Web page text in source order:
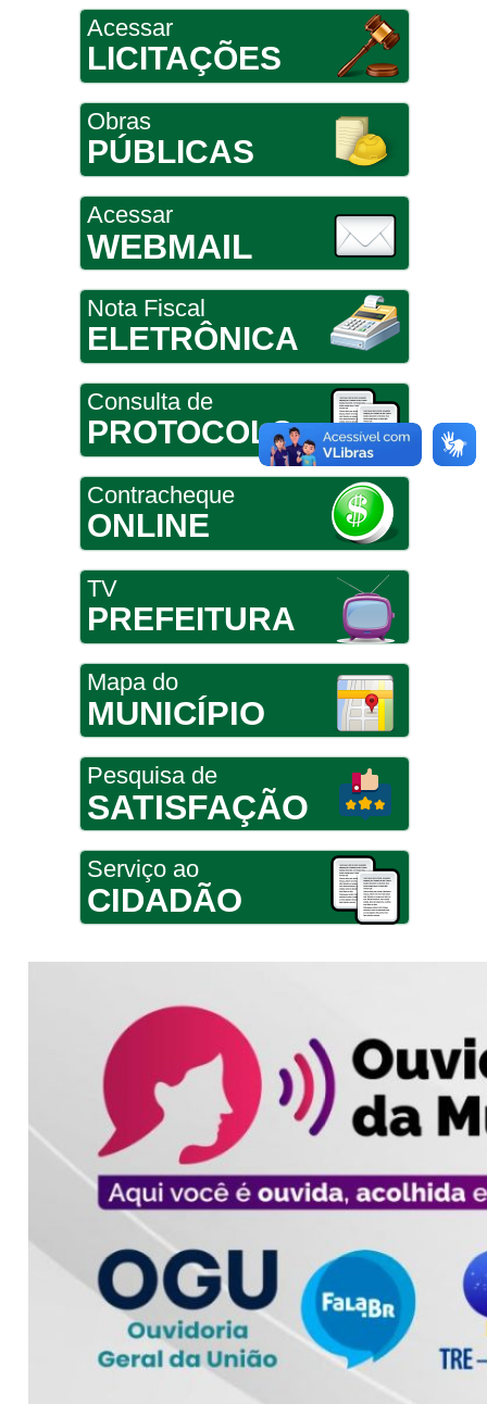
Acessar
LICITAÇÕES
Obras
PÚBLICAS
Acessar
WEBMAIL
Nota Fiscal
ELETRÔNICA
Consulta de
PROTOCOLO
Contracheque
ONLINE
TV
PREFEITURA
Mapa do
MUNICÍPIO
Pesquisa de
SATISFAÇÃO
Serviço ao
CIDADÃO